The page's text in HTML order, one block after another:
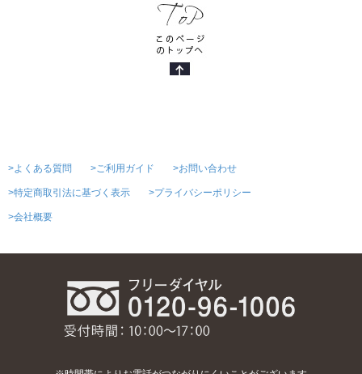
>よくある質問 >ご利用ガイド >お問い合わせ
>特定商取引法に基づく表示 >プライバシーポリシー
>会社概要